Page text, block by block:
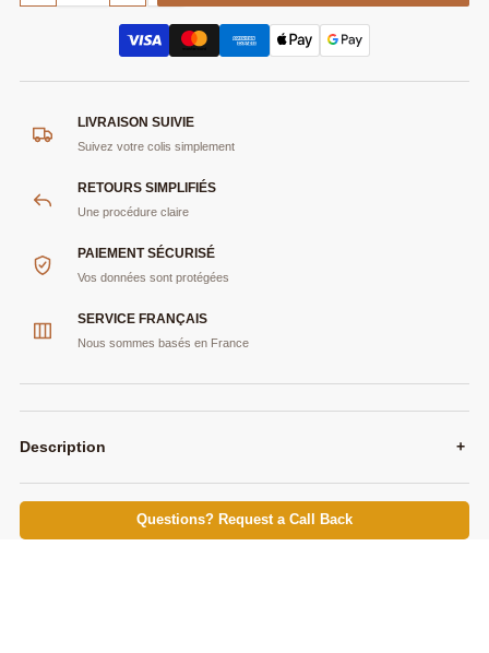
LIVRAISON SUIVIE
Suivez votre colis simplement
RETOURS SIMPLIFIÉS
Une procédure claire
PAIEMENT SÉCURISÉ
Vos données sont protégées
SERVICE FRANÇAIS
Nous sommes basés en France
Description +
Questions? Request a Call Back